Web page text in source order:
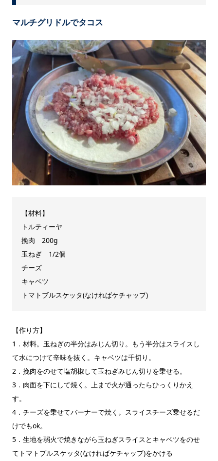
マルチグリドルでタコス
【材料】
トルティーヤ
挽肉 200g
玉ねぎ 1/2個
チーズ
キャベツ
トマトブルスケッタ(なければケチャップ)
【作り方】
1．材料。玉ねぎの半分はみじん切り。もう半分はスライスし
て水につけて辛味を抜く。キャベツは千切り。
2．挽肉をのせて塩胡椒して玉ねぎみじん切りを乗せる。
3．肉面を下にして焼く。上まで火が通ったらひっくりかえ
す。
4．チーズを乗せてバーナーで焼く。スライスチーズ乗せるだ
けでもok。
5．生地を弱火で焼きながら玉ねぎスライスとキャベツをのせ
てトマトブルスケッタ(なければケチャップ)をかける